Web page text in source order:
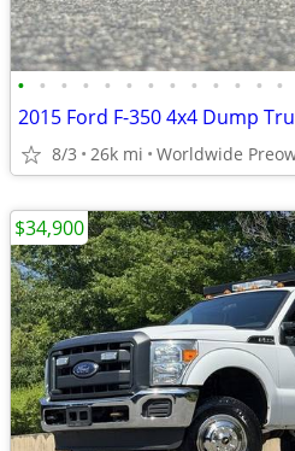
• • • • • • • • • • • • •
2015 Ford F-350 4x4 Dump
8/3 26k mi Worldwide
$34,900